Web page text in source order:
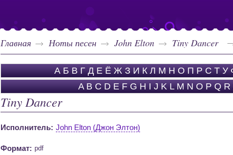
Главная Ноты песен John Elton Tiny Dancer
А Б В Г Д Е Ё Ж З И К Л М Н О П Р С Т У
A B C D E F G H I J K L M N O P Q R
Tiny Dancer
Исполнитель: John Elton (Джон Элтон)
Формат: pdf